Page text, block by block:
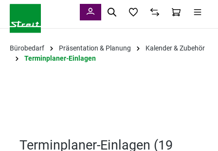
Bürobedarf Präsentation & Planung
Kalender & Zubehör
Terminplaner-Einlagen
Terminplaner-Einlagen (19